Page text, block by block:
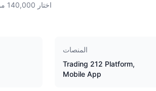
اختار 140,000 من المتداولين هذا الوسيط
المنصات
Trading 212 Platform,
Mobile App